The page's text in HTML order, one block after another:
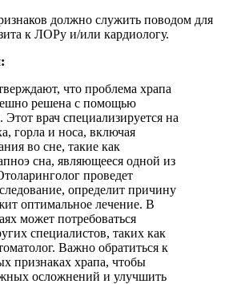
должно служить поводом для
к ЛОРу и/или кардиологу.
что проблема храпа
решена с помощью
Этот врач специализируется на
горла и носа, включая
во сне, такие как
сна, являющееся одной из
проведет
определит причину
оптимальное лечение. В
может потребоваться
специалистов, таких как
Важно обратиться к
признаках храпа, чтобы
осложнений и улучшить